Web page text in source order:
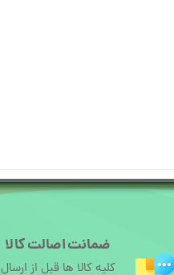
ضمانت اصالت کالا
کلیه کالا ها قبل از ارسال